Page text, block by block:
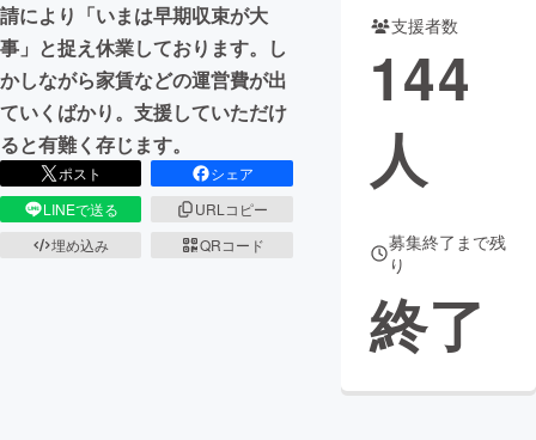
請により「いまは早期収束が大
事」と捉え休業しております。し
かしながら家賃などの運営費が出
ていくばかり。支援していただけ
ると有難く存じます。
ポスト
シェア
LINEで送る
URLコピー
埋め込み
QRコード
支援者数
144
人
募集終了まで残
り
終了